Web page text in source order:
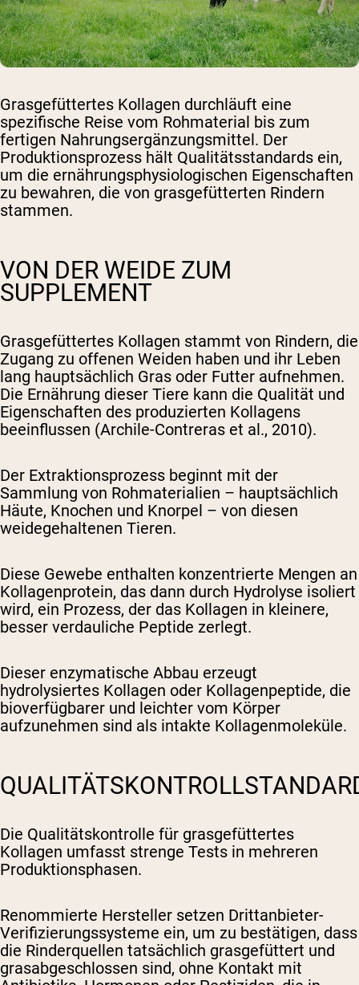
Grasgefüttertes Kollagen durchläuft eine
spezifische Reise vom Rohmaterial bis zum
fertigen Nahrungsergänzungsmittel. Der
Produktionsprozess hält Qualitätsstandards ein,
um die ernährungsphysiologischen Eigenschaften
zu bewahren, die von grasgefütterten Rindern
stammen.
VON DER WEIDE ZUM
SUPPLEMENT
Grasgefüttertes Kollagen stammt von Rindern, die
Zugang zu offenen Weiden haben und ihr Leben
lang hauptsächlich Gras oder Futter aufnehmen.
Die Ernährung dieser Tiere kann die Qualität und
Eigenschaften des produzierten Kollagens
beeinflussen (Archile-Contreras et al., 2010).
Der Extraktionsprozess beginnt mit der
Sammlung von Rohmaterialien – hauptsächlich
Häute, Knochen und Knorpel – von diesen
weidegehaltenen Tieren.
Diese Gewebe enthalten konzentrierte Mengen an
Kollagenprotein, das dann durch Hydrolyse isoliert
wird, ein Prozess, der das Kollagen in kleinere,
besser verdauliche Peptide zerlegt.
Dieser enzymatische Abbau erzeugt
hydrolysiertes Kollagen oder Kollagenpeptide, die
bioverfügbarer und leichter vom Körper
aufzunehmen sind als intakte Kollagenmoleküle.
Die Qualitätskontrolle für grasgefüttertes
Kollagen umfasst strenge Tests in mehreren
Produktionsphasen.
Renommierte Hersteller setzen Drittanbieter-
Verifizierungssysteme ein, um zu bestätigen, dass
die Rinderquellen tatsächlich grasgefüttert und
grasabgeschlossen sind, ohne Kontakt mit